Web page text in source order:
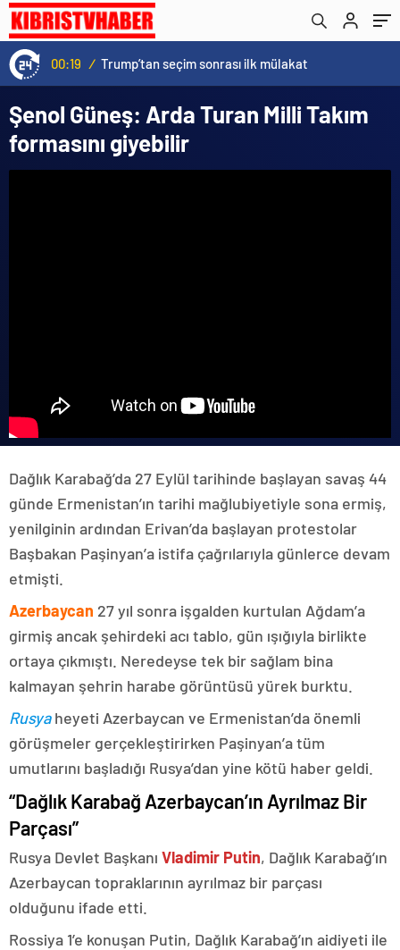
00:19 / Trump’tan seçim sonrası ilk mülakat
Şenol Güneş: Arda Turan Milli Takım
formasını giyebilir
Dağlık Karabağ’da 27 Eylül tarihinde başlayan savaş 44
günde Ermenistan’ın tarihi mağlubiyetiyle sona ermiş,
yenilginin ardından Erivan’da başlayan protestolar
Başbakan Paşinyan’a istifa çağrılarıyla günlerce devam
etmişti.
Azerbaycan 27 yıl sonra işgalden kurtulan Ağdam’a
girmiş ancak şehirdeki acı tablo, gün ışığıyla birlikte
ortaya çıkmıştı. Neredeyse tek bir sağlam bina
kalmayan şehrin harabe görüntüsü yürek burktu.
Rusyaheyeti Azerbaycan ve Ermenistan’da önemli
görüşmeler gerçekleştirirken Paşinyan’a tüm
umutlarını başladığı Rusya’dan yine kötü haber geldi.
“Dağlık Karabağ Azerbaycan’ın Ayrılmaz Bir
Parçası”
Rusya Devlet Başkanı Vladimir Putin, Dağlık Karabağ’ın
Azerbaycan topraklarının ayrılmaz bir parçası
olduğunu ifade etti.
Rossiya 1’e konuşan Putin, Dağlık Karabağ’ın aidiyeti ile